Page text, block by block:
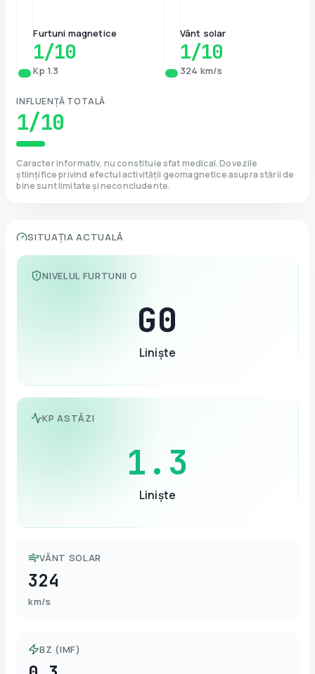
Furtuni magnetice
1/10
Kp 1.3
Vânt solar
1/10
324 km/s
INFLUENȚĂ TOTALĂ
1/10
Caracter informativ, nu constituie sfat medical. Dovezile
științifice privind efectul activității geomagnetice asupra stării de
bine sunt limitate și neconcludente.
SITUAȚIA ACTUALĂ
NIVELUL FURTUNII G
G0
Liniște
KP ASTĂZI
1.3
Liniște
VÂNT SOLAR
324
km/s
BZ (IMF)